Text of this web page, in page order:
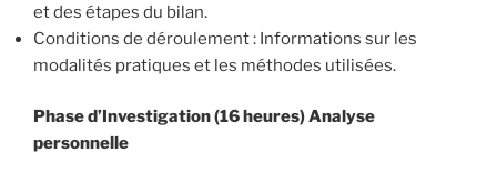
et des étapes du bilan.
Conditions de déroulement : Informations sur les
modalités pratiques et les méthodes utilisées.
Phase d’Investigation (16 heures) Analyse
personnelle